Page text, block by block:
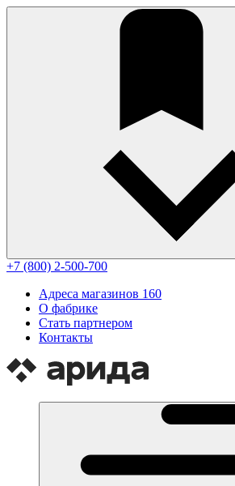
+7 (800) 2-500-700
Адреса магазинов 160
О фабрике
Стать партнером
Контакты